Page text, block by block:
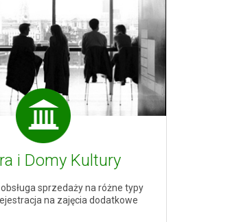
i Domy Kultury
sprzedaży na różne typy
na zajęcia dodatkowe